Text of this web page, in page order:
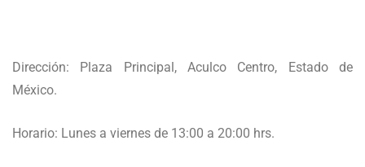
Dirección: Plaza Principal, Aculco Centro, Estado de
México.
Horario: Lunes a viernes de 13:00 a 20:00 hrs.